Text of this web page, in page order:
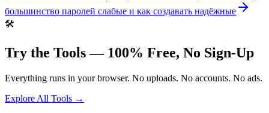
большинство паролей слабые и как создавать надёжные
🛠️
Try the Tools — 100% Free, No Sign-Up
Everything runs in your browser. No uploads. No accounts. No ads.
Explore All Tools →